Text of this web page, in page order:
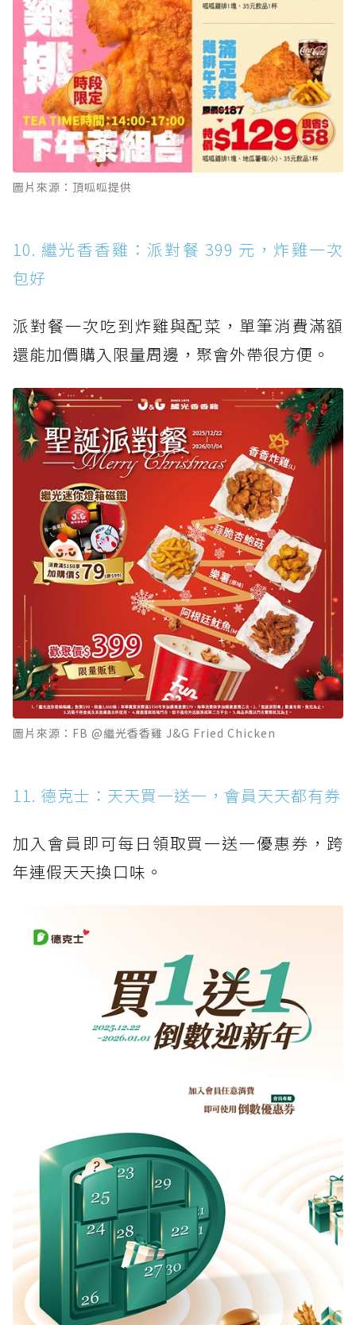
圖片來源：頂呱呱提供
10. 繼光香香雞：派對餐 399 元，炸雞一次
包好
派對餐一次吃到炸雞與配菜，單筆消費滿額
還能加價購入限量周邊，聚會外帶很方便。
圖片來源：FB @繼光香香雞 J&G Fried Chicken
11. 德克士：天天買一送一，會員天天都有券
加入會員即可每日領取買一送一優惠券，跨
年連假天天換口味。